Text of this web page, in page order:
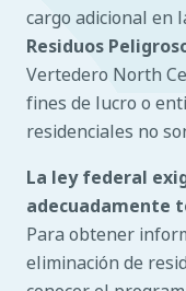
cargo adicional en
Residuos
Vertedero North
fines de lucro o
residenciales no
La ley federal
adecuadamente
Para obtener
eliminación de